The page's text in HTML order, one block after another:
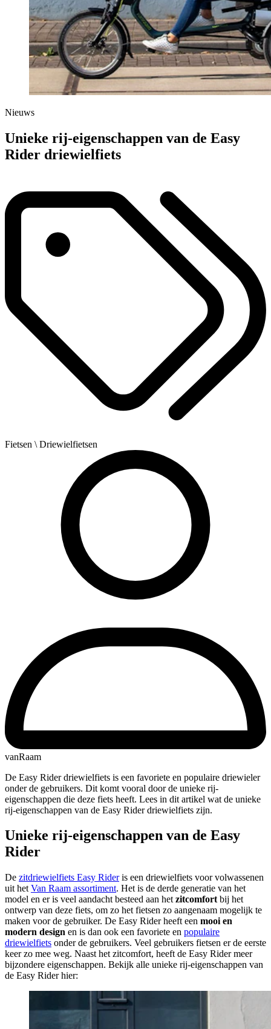
Nieuws
Unieke rij-eigenschappen van de Easy
Rider driewielfiets
Fietsen \ Driewielfietsen
vanRaam
De Easy Rider driewielfiets is een favoriete en populaire driewieler
onder de gebruikers. Dit komt vooral door de unieke rij-
eigenschappen die deze fiets heeft. Lees in dit artikel wat de unieke
rij-eigenschappen van de Easy Rider driewielfiets zijn.
Unieke rij-eigenschappen van de Easy
Rider
De zitdriewielfiets Easy Rideris een driewielfiets voor volwassenen
uit het Van Raam assortiment. Het is de derde generatie van het
model en er is veel aandacht besteed aan het zitcomfort bij het
ontwerp van deze fiets, om zo het fietsen zo aangenaam mogelijk te
maken voor de gebruiker. De Easy Rider heeft een mooi en
modern design en is dan ook een favoriete en populaire
driewielfiets onder de gebruikers. Veel gebruikers fietsen er de eerste
keer zo mee weg. Naast het zitcomfort, heeft de Easy Rider meer
bijzondere eigenschappen. Bekijk alle unieke rij-eigenschappen van
de Easy Rider hier: